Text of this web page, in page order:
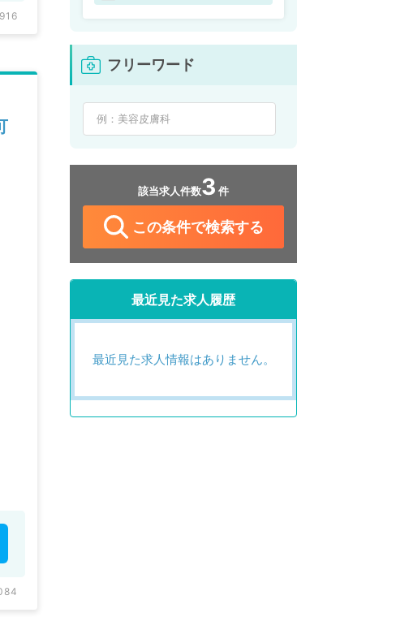
フリーワード
該当求人件数3 件
この条件で検索する
最近見た求人履歴
最近見た求人情報はありません。